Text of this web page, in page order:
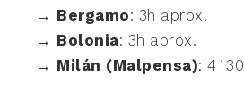
→ Bergamo: 3h aprox.
→ Bolonia: 3h aprox.
→ Milán (Malpensa):